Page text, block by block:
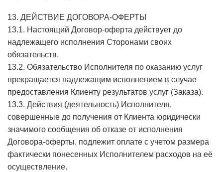
13. ДЕЙСТВИЕ ДОГОВОРА-ОФЕРТЫ
13.1. Настоящий Договор-оферта действует до
надлежащего исполнения Сторонами своих
обязательств.
13.2. Обязательство Исполнителя по оказанию услуг
прекращается надлежащим исполнением в случае
предоставления Клиенту результатов услуг (Заказа).
13.3. Действия (деятельность) Исполнителя,
совершенные до получения от Клиента юридически
значимого сообщения об отказе от исполнения
Договора-оферты, подлежит оплате с учетом размера
фактически понесенных Исполнителем расходов на её
осуществление.